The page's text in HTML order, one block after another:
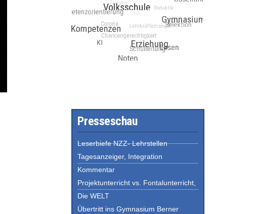
Presseschau
Leserbiefe NZZ- Lehrstellen
Tagesanzeiger, Integration
Kommentar
Projektunterricht vs. Fontalunterricht,
Die WELT
Übertritt ins Gymnasium Berner